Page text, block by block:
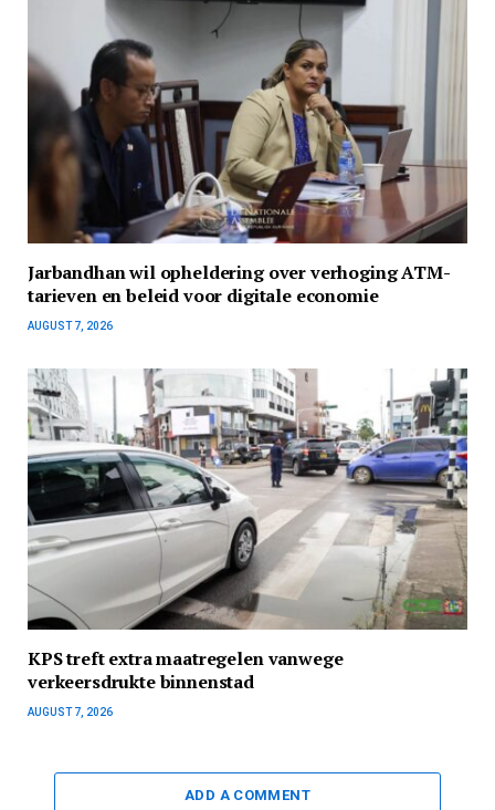
Jarbandhan wil opheldering over verhoging ATM-
tarieven en beleid voor digitale economie
AUGUST 7, 2026
KPS treft extra maatregelen vanwege
verkeersdrukte binnenstad
AUGUST 7, 2026
ADD A COMMENT